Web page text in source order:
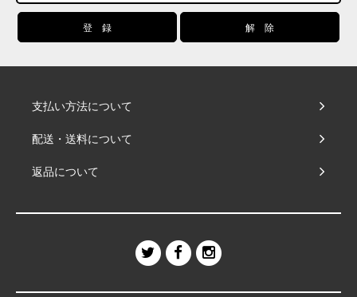
支払い方法について
配送・送料について
返品について